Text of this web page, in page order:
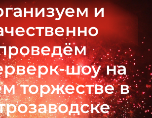
и
шоу на
торжестве в